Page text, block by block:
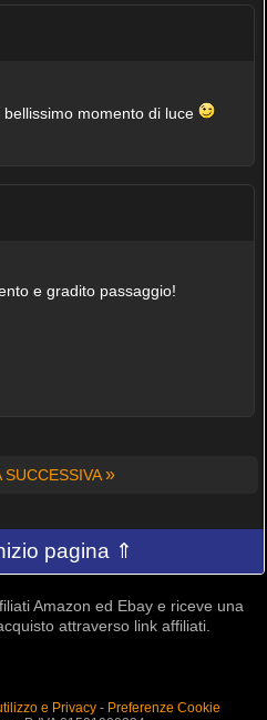
momento di luce
e gradito passaggio!
SUCCESSIVA»
pagina ⇑
Amazon ed Ebay e riceve una
attraverso link affiliati.
e Privacy- Preferenze Cookie